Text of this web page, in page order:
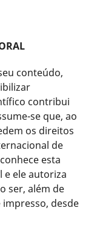
conteúdo,
contribui
se que, ao
os direitos
de
esta
ele autoriza
ser, além de
desde